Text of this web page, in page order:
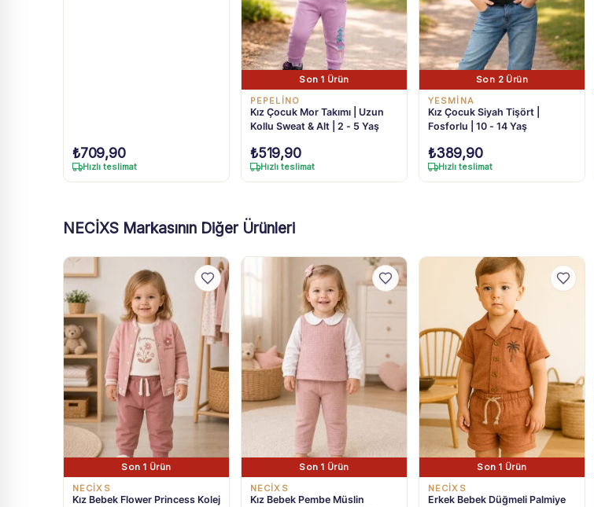
₺709,90
Hızlı teslimat
Son 1 Ürün
PEPELİNO
Kız Çocuk Mor Takımı | Uzun
Kollu Sweat & Alt | 2 - 5 Yaş
₺519,90
Hızlı teslimat
Son 2 Ürün
YESMİNA
Kız Çocuk Siyah Tişört |
Fosforlu | 10 - 14 Yaş
₺389,90
Hızlı teslimat
NECİXS Markasının Diğer Ürünleri
Son 1 Ürün
NECİXS
Kız Bebek Flower Princess Kolej
Son 1 Ürün
NECİXS
Kız Bebek Pembe Müslin
Son 1 Ürün
NECİXS
Erkek Bebek Düğmeli Palmiye